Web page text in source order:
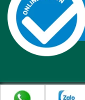
Copyright 2021 ©